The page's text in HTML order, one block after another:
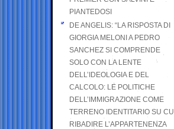
PIANTEDOSI
DE ANGELIS: “LA RISPOSTA DI
GIORGIA MELONI A PEDRO
SANCHEZ SI COMPRENDE
SOLO CON LA LENTE
DELL’IDEOLOGIA E DEL
CALCOLO: LE POLITICHE
DELL’IMMIGRAZIONE COME
TERRENO IDENTITARIO SU CUI
RIBADIRE L’APPARTENENZA